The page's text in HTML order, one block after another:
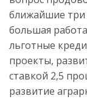
ближайшие три
большая
льготные
проекты,
ставкой 2,5
развитие